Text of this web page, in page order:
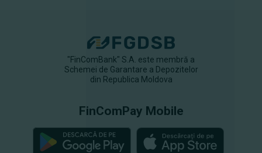
"FinComBank" S.A. este membră a
Schemei de Garantare a Depozitelor
din Republica Moldova
FinComPay Mobile